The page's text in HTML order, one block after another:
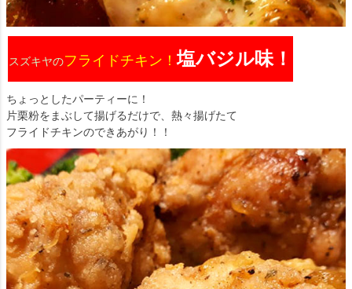
スズキヤのフライドチキン！塩バジル味！
ちょっとしたパーティーに！
片栗粉をまぶして揚げるだけで、熱々揚げたて
フライドチキンのできあがり！！